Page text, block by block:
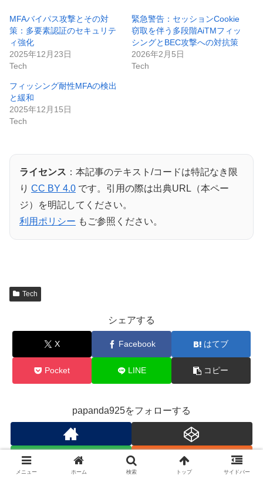
MFAバイパス攻撃とその対
策：多要素認証のセキュリテ
ィ強化
2025年12月23日
Tech
緊急警告：セッションCookie
窃取を伴う多段階AiTMフィッ
シングとBEC攻撃への対抗策
2026年2月5日
Tech
フィッシング耐性MFAの検出
と緩和
2025年12月15日
Tech
ライセンス ：本記事のテキスト/コードは特記なき限
り CC BY 4.0 です。引用の際は出典URL（本ペー
ジ）を明記してください。
利用ポリシー もご参照ください。
Tech
シェアする
X Facebook はてブ
Pocket LINE コピー
papanda925をフォローする
メニュー ホーム 検索 トップ サイドバー